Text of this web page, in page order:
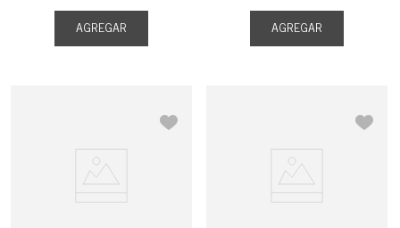
AGREGAR AGREGAR